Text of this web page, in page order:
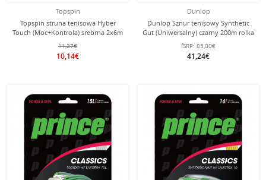
Topspin
Topspin struna tenisowa Hyber
Touch (Moc+Kontrola) srebrna 2x6m
zestaw
11,27€
10,14€
Dunlop
Dunlop Sznur tenisowy Synthetic
Gut (Uniwersalny) czarny 200m rolka
fSRP: 85,00€
41,24€